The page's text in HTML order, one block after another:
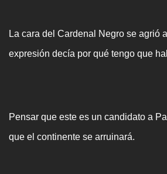
La cara del Cardenal Negro se agrió
expresión decía por qué tengo que
Pensar que este es un candidato a
que el continente se arruinará.